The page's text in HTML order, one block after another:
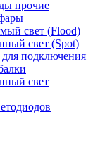
прочие
свет (Flood)
свет (Spot)
подключения
свет